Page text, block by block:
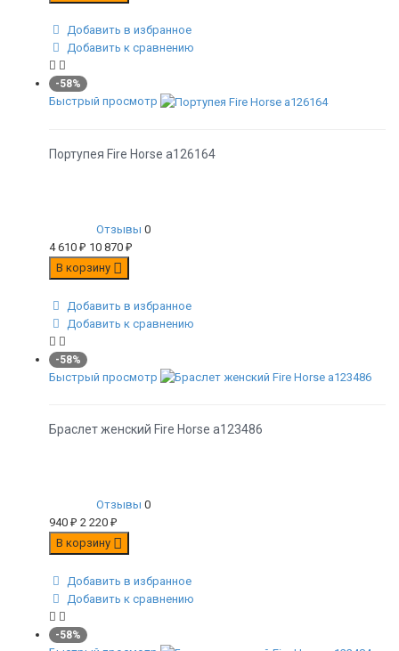
Добавить в избранное
Добавить к сравнению
-58%
Быстрый просмотр
Портупея Fire Horse а126164
Отзывы 0
4 610 ₽ 10 870 ₽
В корзину
Добавить в избранное
Добавить к сравнению
-58%
Быстрый просмотр
Браслет женский Fire Horse а123486
Отзывы 0
940 ₽ 2 220 ₽
В корзину
Добавить в избранное
Добавить к сравнению
-58%